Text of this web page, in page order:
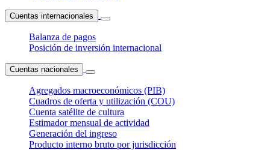
Cuentas internacionales
Balanza de pagos
Posición de inversión internacional
Cuentas nacionales
Agregados macroeconómicos (PIB)
Cuadros de oferta y utilización (COU)
Cuenta satélite de cultura
Estimador mensual de actividad
Generación del ingreso
Producto interno bruto por jurisdicción